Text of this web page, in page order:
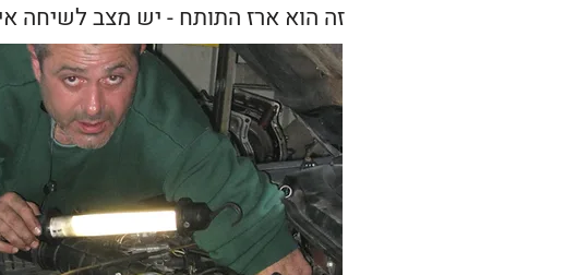
זה הוא ארז התותח - יש מצב לשיחה